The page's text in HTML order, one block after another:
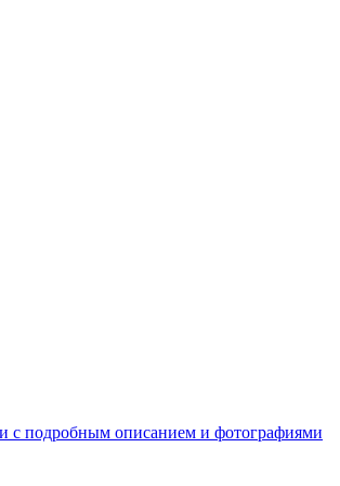
с подробным описанием и фотографиями